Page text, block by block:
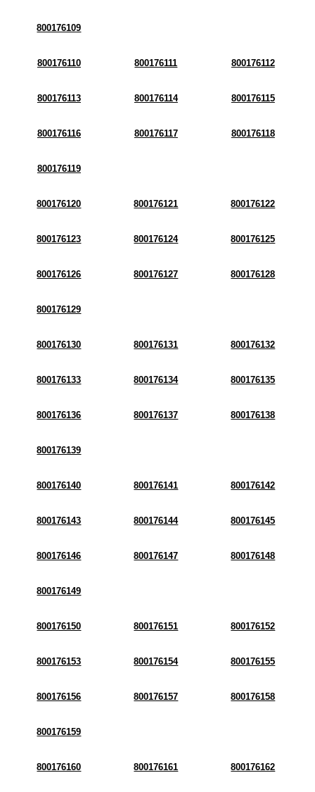
800176109
800176110 800176111 800176112
800176113 800176114 800176115
800176116 800176117 800176118
800176119
800176120 800176121 800176122
800176123 800176124 800176125
800176126 800176127 800176128
800176129
800176130 800176131 800176132
800176133 800176134 800176135
800176136 800176137 800176138
800176139
800176140 800176141 800176142
800176143 800176144 800176145
800176146 800176147 800176148
800176149
800176150 800176151 800176152
800176153 800176154 800176155
800176156 800176157 800176158
800176159
800176160 800176161 800176162